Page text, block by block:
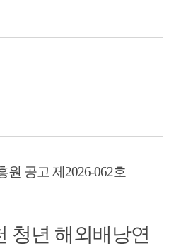
원 공고 제 2026-062호
청년 해외배낭연